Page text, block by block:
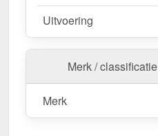
Uitvoering
Merk / classificatie
Merk